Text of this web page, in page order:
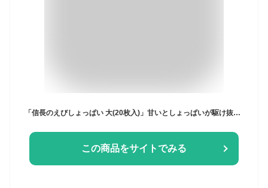
「信長のえびしょっぱい 大(20枚入)」甘いとしょっぱいが駆け抜ける！おいしい味覚の暴走！ パイ 土産 名古屋 えび ギフト スイーツ お菓子 信長 つまみ おやつ あす楽 海老 エビ しょっぱい おつまみ お中元 お歳暮 父の日
この商品をサイトでみる